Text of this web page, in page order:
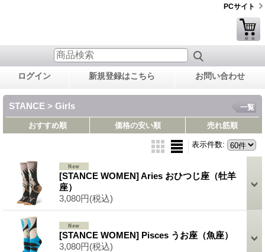
PCサイト
ログイン 新規登録はこちら お問い合わせ
STANCE > Girls 一覧
おすすめ順 価格の安い順 売れ筋順
表示件数:
[STANCE WOMEN] Aries おひつじ座（牡羊
座）
3,080円(税込)
[STANCE WOMEN] Pisces うお座（魚座）
3,080円(税込)